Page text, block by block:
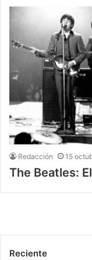
Redacción 15
The Beatles:
Reciente